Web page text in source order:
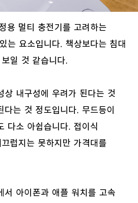
용 멀티 충전기를 고려하는
있는 요소입니다. 책상보다는 침대
보일 것 같습니다.
상 내구성에 우려가 된다는 것
다는 것 정도입니다. 무드등이
다소 아쉽습니다. 접이식
끄럽지는 못하지만 가격대를
서 아이폰과 애플 워치를 고속